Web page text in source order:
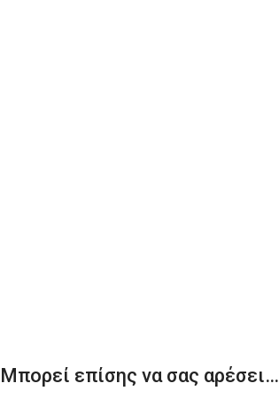
Μπορεί επίσης να σας αρέσει…